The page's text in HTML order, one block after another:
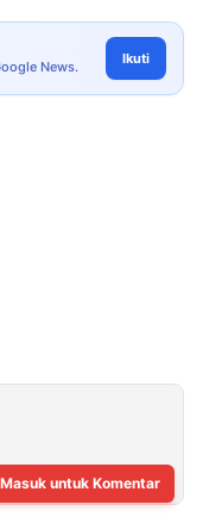
News. Ikuti
Masuk untuk Komentar